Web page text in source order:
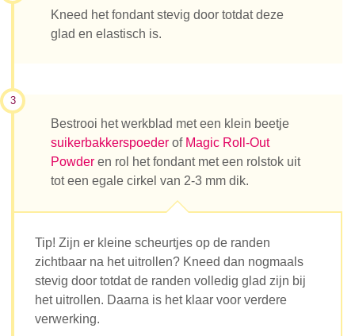
Kneed het fondant stevig door totdat deze
glad en elastisch is.
3
Bestrooi het werkblad met een klein beetje
suikerbakkerspoeder of Magic Roll-Out
Powder en rol het fondant met een rolstok uit
tot een egale cirkel van 2-3 mm dik.
Tip! Zijn er kleine scheurtjes op de randen
zichtbaar na het uitrollen? Kneed dan nogmaals
stevig door totdat de randen volledig glad zijn bij
het uitrollen. Daarna is het klaar voor verdere
verwerking.